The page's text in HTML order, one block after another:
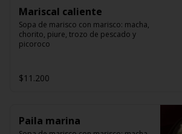
Mariscal caliente
Sopa de marisco con marisco: macha,
chorito, piure, trozo de pescado y
picoroco
$11.200
Paila marina